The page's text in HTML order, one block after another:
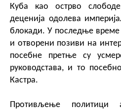
Куба као острво
деценија одолева
блокади. У последње време
и отворени позиви на
посебне претње су
руководстава, и то
Кастра.
Противљење политици